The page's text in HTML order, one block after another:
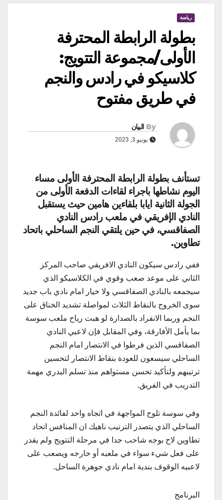
رياضة
بطولة الرابطة المحترفة
الأولى/مجموعة التتويج:
كلاسيكو في رادس والنجم
في طريق مفتوح
By البيان
يونيو 3, 2023
تستأنف بطولة الرابطة المحترفة الأولى مساء
اليوم نشاطها باجراء لقاءات الدفعة الأولى من
الجولة الثانية ايابا بلقاءين هامين حيث يستقبل
النادي الإفريقي في ملعب رادس النادي
الصفاقسي، في حين يلتقي النجم الساحلي باتحاد
تطاوين.
ففي رادس سيكون النادي الافريقي صاحب المركز
الثاني على موعد صعب وقوي في الكلاسيكو الذي
سيجمعه بالنادي الصفاقسي ولا خيار امام نادي باب جديد
سوى الخروج بالنقاط الثلاث لمواصلة تشديد الخناق على
النجم وربما الانفراد بالصدارة لو هبت رياح ملعب سوسة
بما يأمل الأفارقة، وفي المقابل فإن لاعبي النادي
الصفاقسي الذين فرطوا في الانتصار امام النجم
الساحلي سيسعون للعودة بنقاط الانتصار لتحسين
ترتيبهم ولتأكيد تحسن مستواهم منذ تسلم البدري مهمة
التدريب في الفريق.
وفي سوسة تلوح المواجهة في اتجاه واحد لفائدة النجم
الساحلي الذي يتصدر الترتيب ناهيك ان المنافس اتحاد
تطاوين لاح بوجه شاحب جدا في مرحلة التتويج ولم يقدر
على فعل شيء سواء في ملعبه أو خارجه ويصعب على
لاعبيه الوقوف بندية امام نادي جوهرة الساحل.
البرنامج